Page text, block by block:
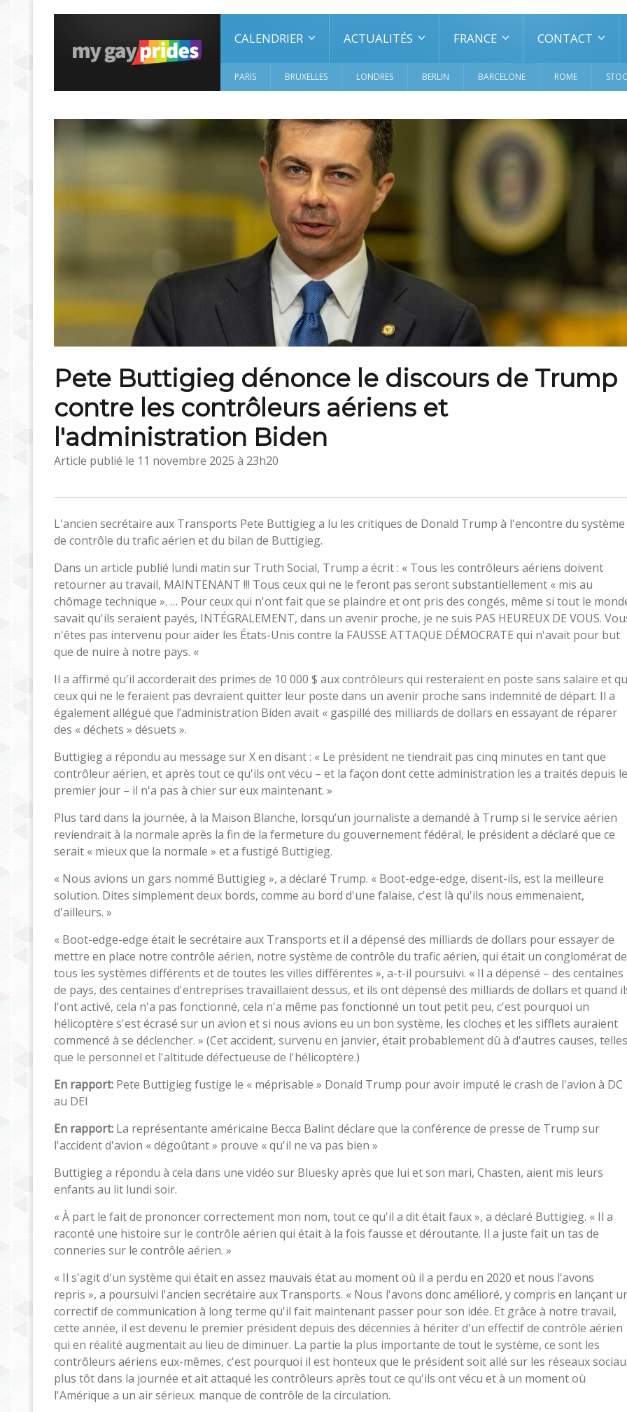
CALENDRIER ACTUALITÉS FRANCE CONTACT
PARIS BRUXELLES LONDRES BERLIN BARCELONE ROME
Pete Buttigieg dénonce le discours de Trump
contre les contrôleurs aériens et
l'administration Biden
Article publié le 11 novembre 2025 à 23h20
L'ancien secrétaire aux Transports Pete Buttigieg a lu les critiques de Donald Trump à l'encontre du système
de contrôle du trafic aérien et du bilan de Buttigieg.
Dans un article publié lundi matin sur Truth Social, Trump a écrit : « Tous les contrôleurs aériens doivent
retourner au travail, MAINTENANT !!! Tous ceux qui ne le feront pas seront substantiellement « mis au
chômage technique ». … Pour ceux qui n'ont fait que se plaindre et ont pris des congés, même si tout le
savait qu'ils seraient payés, INTÉGRALEMENT, dans un avenir proche, je ne suis PAS HEUREUX DE VOUS.
n'êtes pas intervenu pour aider les États-Unis contre la FAUSSE ATTAQUE DÉMOCRATE qui n'avait pour but
que de nuire à notre pays. «
Il a affirmé qu'il accorderait des primes de 10 000 $ aux contrôleurs qui resteraient en poste sans salaire et
ceux qui ne le feraient pas devraient quitter leur poste dans un avenir proche sans indemnité de départ. Il a
également allégué que l’administration Biden avait « gaspillé des milliards de dollars en essayant de réparer
des « déchets » désuets ».
Buttigieg a répondu au message sur X en disant : « Le président ne tiendrait pas cinq minutes en tant que
contrôleur aérien, et après tout ce qu'ils ont vécu – et la façon dont cette administration les a traités depuis le
premier jour – il n'a pas à chier sur eux maintenant. »
Plus tard dans la journée, à la Maison Blanche, lorsqu’un journaliste a demandé à Trump si le service aérien
reviendrait à la normale après la fin de la fermeture du gouvernement fédéral, le président a déclaré que ce
serait « mieux que la normale » et a fustigé Buttigieg.
« Nous avions un gars nommé Buttigieg », a déclaré Trump. « Boot-edge-edge, disent-ils, est la meilleure
solution. Dites simplement deux bords, comme au bord d'une falaise, c'est là qu'ils nous emmenaient,
d'ailleurs. »
« Boot-edge-edge était le secrétaire aux Transports et il a dépensé des milliards de dollars pour essayer de
mettre en place notre contrôle aérien, notre système de contrôle du trafic aérien, qui était un conglomérat de
tous les systèmes différents et de toutes les villes différentes », a-t-il poursuivi. « Il a dépensé – des centaines
de pays, des centaines d'entreprises travaillaient dessus, et ils ont dépensé des milliards de dollars et quand
l'ont activé, cela n'a pas fonctionné, cela n'a même pas fonctionné un tout petit peu, c'est pourquoi un
hélicoptère s'est écrasé sur un avion et si nous avions eu un bon système, les cloches et les sifflets auraient
commencé à se déclencher. » (Cet accident, survenu en janvier, était probablement dû à d'autres causes, telles
que le personnel et l'altitude défectueuse de l'hélicoptère.)
En rapport: Pete Buttigieg fustige le « méprisable » Donald Trump pour avoir imputé le crash de l'avion à DC
au DEI
En rapport: La représentante américaine Becca Balint déclare que la conférence de presse de Trump sur
l'accident d'avion « dégoûtant » prouve « qu'il ne va pas bien »
Buttigieg a répondu à cela dans une vidéo sur Bluesky après que lui et son mari, Chasten, aient mis leurs
enfants au lit lundi soir.
« À part le fait de prononcer correctement mon nom, tout ce qu'il a dit était faux », a déclaré Buttigieg. « Il a
raconté une histoire sur le contrôle aérien qui était à la fois fausse et déroutante. Il a juste fait un tas de
conneries sur le contrôle aérien. »
« Il s'agit d'un système qui était en assez mauvais état au moment où il a perdu en 2020 et nous l'avons
repris », a poursuivi l'ancien secrétaire aux Transports. « Nous l'avons donc amélioré, y compris en lançant
correctif de communication à long terme qu'il fait maintenant passer pour son idée. Et grâce à notre travail,
cette année, il est devenu le premier président depuis des décennies à hériter d'un effectif de contrôle aérien
qui en réalité augmentait au lieu de diminuer. La partie la plus importante de tout le système, ce sont les
contrôleurs aériens eux-mêmes, c'est pourquoi il est honteux que le président soit allé sur les réseaux
plus tôt dans la journée et ait attaqué les contrôleurs après tout ce qu'ils ont vécu et à un moment où
l'Amérique a un air sérieux. manque de contrôle de la circulation.